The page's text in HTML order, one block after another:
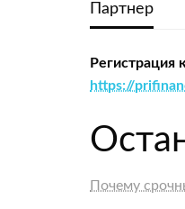
Партнер
Регистрация
https://
Почему